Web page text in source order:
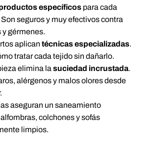
específicospara cada
seguros y muy efectivos contra
y gérmenes.
aplican técnicas especializadas.
tratar cada tejido sin dañarlo.
elimina la suciedad incrustada.
alérgenos y malos olores desde
aseguran un saneamiento
colchones y sofás
limpios.